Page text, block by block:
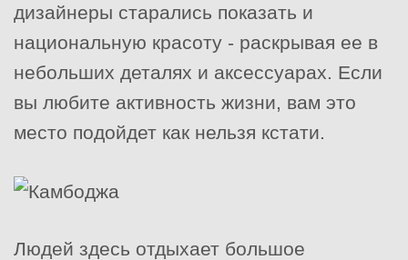
дизайнеры старались показать и
национальную красоту - раскрывая ее в
небольших деталях и аксессуарах. Если
вы любите активность жизни, вам это
место подойдет как нельзя кстати.
Людей здесь отдыхает большое